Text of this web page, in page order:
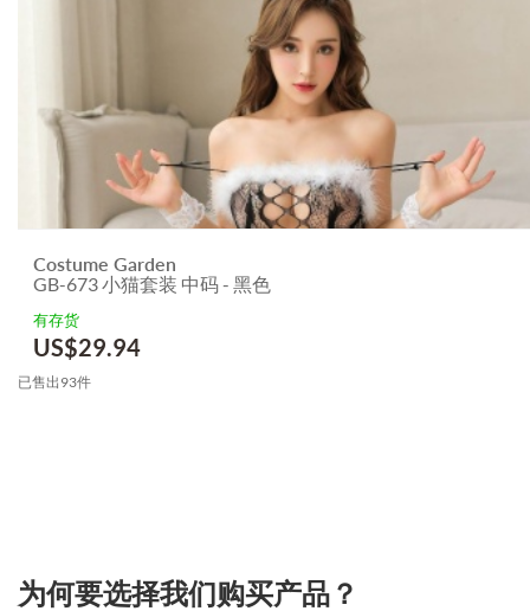
Costume Garden
GB-673 小猫套装 中码 - 黑色
有存货
US$29.94
已售出93件
为何要选择我们购买产品？